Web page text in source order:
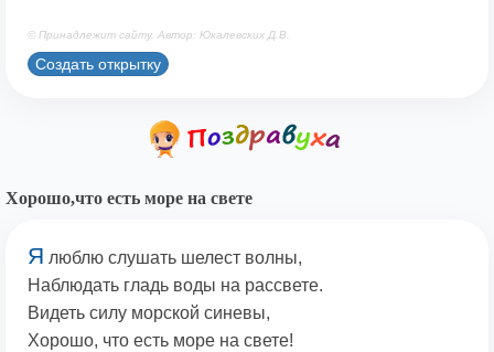
© Принадлежит сайту. Автор: Юкалевских Д.В.
Создать открытку
Хорошо,что есть море на свете
Я люблю слушать шелест волны,
Наблюдать гладь воды на рассвете.
Видеть силу морской синевы,
Хорошо, что есть море на свете!